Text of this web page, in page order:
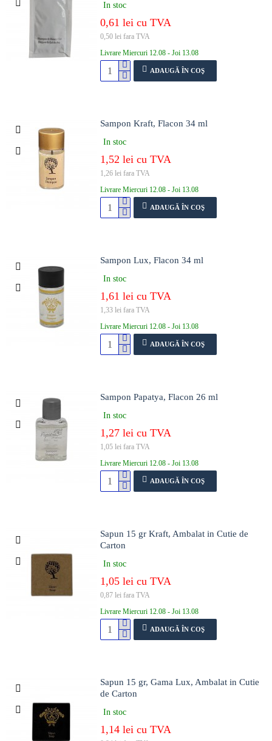
In stoc
0,61 lei cu TVA
0,50 lei fara TVA
Livrare Miercuri 12.08 - Joi 13.08
ADAUGĂ ÎN COŞ
Sampon Kraft, Flacon 34 ml
In stoc
1,52 lei cu TVA
1,26 lei fara TVA
Livrare Miercuri 12.08 - Joi 13.08
ADAUGĂ ÎN COŞ
Sampon Lux, Flacon 34 ml
In stoc
1,61 lei cu TVA
1,33 lei fara TVA
Livrare Miercuri 12.08 - Joi 13.08
ADAUGĂ ÎN COŞ
Sampon Papatya, Flacon 26 ml
In stoc
1,27 lei cu TVA
1,05 lei fara TVA
Livrare Miercuri 12.08 - Joi 13.08
ADAUGĂ ÎN COŞ
Sapun 15 gr Kraft, Ambalat in Cutie de
Carton
In stoc
1,05 lei cu TVA
0,87 lei fara TVA
Livrare Miercuri 12.08 - Joi 13.08
ADAUGĂ ÎN COŞ
Sapun 15 gr, Gama Lux, Ambalat in Cutie
de Carton
In stoc
1,14 lei cu TVA